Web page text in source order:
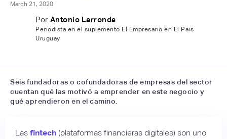
March 21, 2020
Por Antonio Larronda
Periodista en el suplemento El Empresario en El Pais
Uruguay
Seis fundadoras o cofundadoras de empresas del sector
cuentan qué las motivó a emprender en este negocio y
qué aprendieron en el camino.
Las fintech (plataformas financieras digitales) son uno